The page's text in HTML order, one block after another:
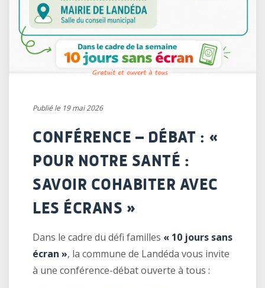
Publié le 19 mai 2026
CONFÉRENCE – DÉBAT : «
POUR NOTRE SANTÉ :
SAVOIR COHABITER AVEC
LES ÉCRANS »
Dans le cadre du défi familles « 10 jours sans
écran », la commune de Landéda vous invite
à une conférence-débat ouverte à tous :